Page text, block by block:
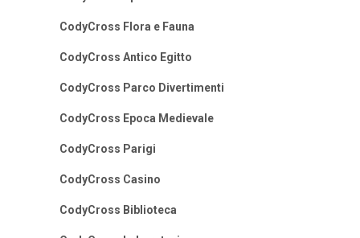
CodyCross Flora e Fauna
CodyCross Antico Egitto
CodyCross Parco Divertimenti
CodyCross Epoca Medievale
CodyCross Parigi
CodyCross Casino
CodyCross Biblioteca